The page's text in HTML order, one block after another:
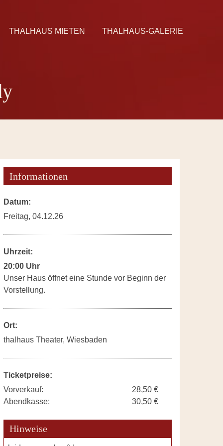
THALHAUS MIETEN THALHAUS-GALERIE
Informationen
Datum:
Freitag, 04.12.26
Uhrzeit:
20:00 Uhr
Unser Haus öffnet eine Stunde vor Beginn der
Vorstellung.
Ort:
thalhaus Theater, Wiesbaden
Ticketpreise:
Vorverkauf:
28,50 €
Abendkasse:
30,50 €
Hinweise